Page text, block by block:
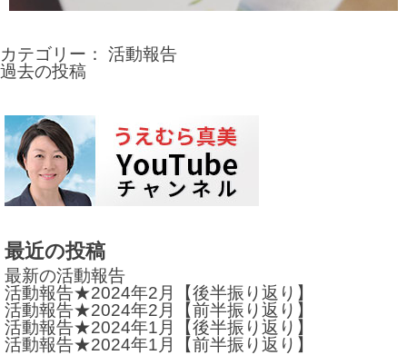
カテゴリー： 活動報告
投
稿
ナ
ビ
ゲ
ー
シ
ョ
ン
過去の投稿
最近の投稿
最新の活動報告
活動報告★2024年2月【後半振り返り】
活動報告★2024年2月【前半振り返り】
活動報告★2024年1月【後半振り返り】
活動報告★2024年1月【前半振り返り】